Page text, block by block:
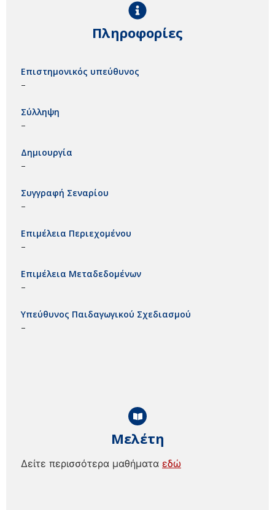
Μελέτη
Δείτε περισσότερα μαθήματα εδώ
Πληροφορίες
Επιστημονικός υπεύθυνος
–
Σύλληψη
–
Δημιουργία
–
Συγγραφή Σεναρίου
–
Επιμέλεια Περιεχομένου
–
Επιμέλεια Μεταδεδομένων
–
Υπεύθυνος Παιδαγωγικού Σχεδιασμού
–